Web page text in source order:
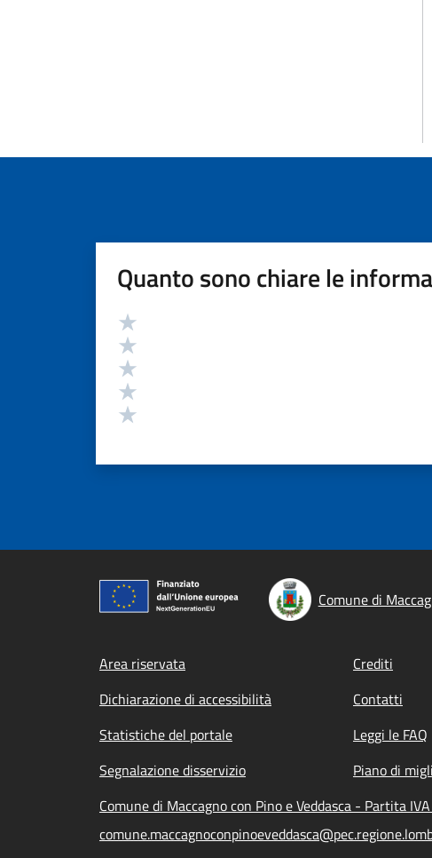
Quanto sono chiare le
Valutazione
Comune di
Footer menu
Area riservata Crediti
Dichiarazione di accessibilità
Contatti
Statistiche del portale
Leggi le FAQ
Segnalazione disservizio
Piano di
Comune di Maccagno con Pino e Veddasca - Partita